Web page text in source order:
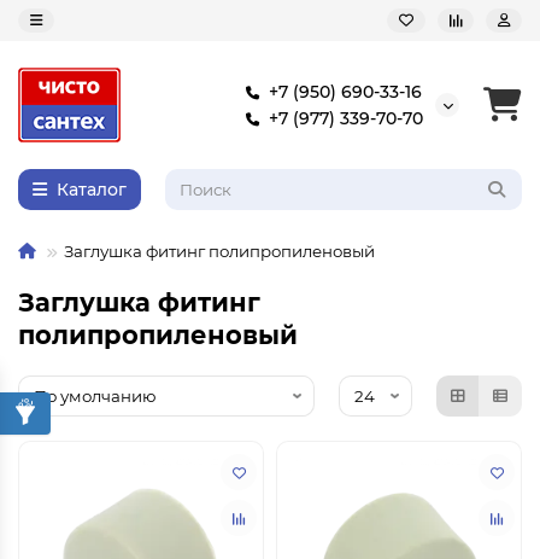
+7 (950) 690-33-16
+7 (977) 339-70-70
Каталог
Заглушка фитинг полипропиленовый
Заглушка фитинг
полипропиленовый